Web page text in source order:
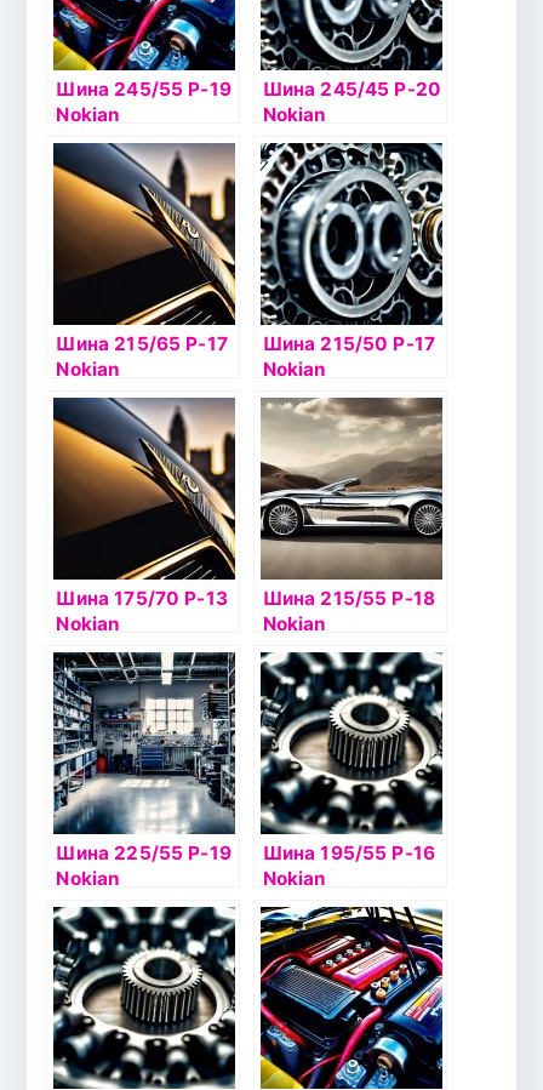
Шина 245/55 Р-19
Nokian
Hakkapelitta 9 SUV
107T б/к шип
Шина 245/45 Р-20
Nokian
Hakkapelitta 9 SUV
103T б/к шип
Шина 215/65 Р-17
Nokian
Hakkapelitta 9 SUV
103T б/к ш
Шина 215/50 Р-17
Nokian
Hakkapelitta 7 95Т
б/к шип
Шина 175/70 Р-13
Nokian
Hakkapelitta 8 82T
б/к шип
Шина 215/55 Р-18
Nokian
Hakkapelitta 8 SUV
99Т XL шип
Шина 225/55 Р-19
Nokian
Hakkapelitta 9 SUV
103T б/к шип
Шина 195/55 Р-16
Nokian
Hakkapelitta 8 91T
б/к шип